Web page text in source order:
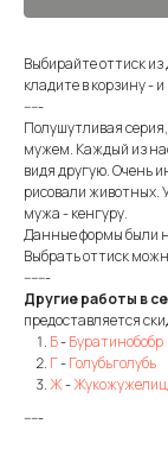
Выбирайте оттиск
кладите в корзину -
-----
Полушутливая
мужем. Каждый из
видя другую. Очень
рисовали животных.
мужа - кенгуру.
Данные формы были
Выбрать оттиск
-------
Другие работы в
предоставляется
Б-Буратинобобр
Г-Голубьголубь
Ж-
-----